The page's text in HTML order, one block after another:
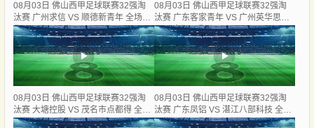
08月03日 佛山西甲足球联赛32强淘
汰赛 广州求信 VS 顺德新青年 全场录
像
08月03日 佛山西甲足球联赛32强淘
汰赛 广东客家青年 VS 广州英华思力
U17 全场录像
08月03日 佛山西甲足球联赛32强淘
汰赛 大塘控股 VS 茂名市点都得 全场
录像
08月03日 佛山西甲足球联赛32强淘
汰赛 广东凤铝 VS 湛江八部科技 全场
录像